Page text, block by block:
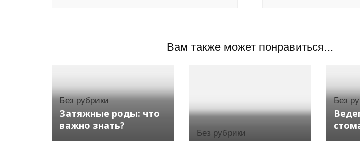
Вам также может понравиться...
Без рубрики
Затяжные роды: что
важно знать?
Без рубрики
Без